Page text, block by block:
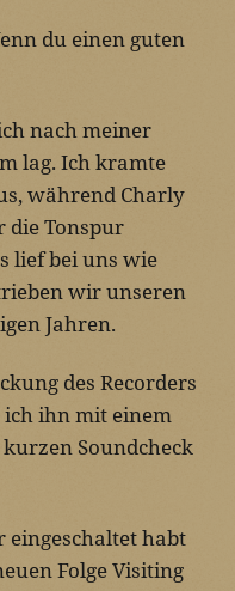
du einen guten
nach meiner
lag. Ich kramte
während Charly
die Tonspur
lief bei uns wie
wir unseren
Jahren.
des Recorders
ihn mit einem
Soundcheck
eingeschaltet habt
Folge Visiting